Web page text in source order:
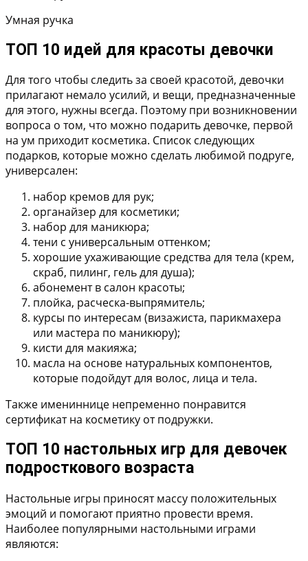
Умная ручка
ТОП 10 идей для красоты девочки
Для того чтобы следить за своей красотой, девочки
прилагают немало усилий, и вещи, предназначенные
для этого, нужны всегда. Поэтому при возникновении
вопроса о том, что можно подарить девочке, первой
на ум приходит косметика. Список следующих
подарков, которые можно сделать любимой подруге,
универсален:
набор кремов для рук;
органайзер для косметики;
набор для маникюра;
тени с универсальным оттенком;
хорошие ухаживающие средства для тела (крем,
скраб, пилинг, гель для душа);
абонемент в салон красоты;
плойка, расческа-выпрямитель;
курсы по интересам (визажиста, парикмахера
или мастера по маникюру);
кисти для макияжа;
масла на основе натуральных компонентов,
которые подойдут для волос, лица и тела.
Также имениннице непременно понравится
сертификат на косметику от подружки.
ТОП 10 настольных игр для девочек
подросткового возраста
Настольные игры приносят массу положительных
эмоций и помогают приятно провести время.
Наиболее популярными настольными играми
являются: